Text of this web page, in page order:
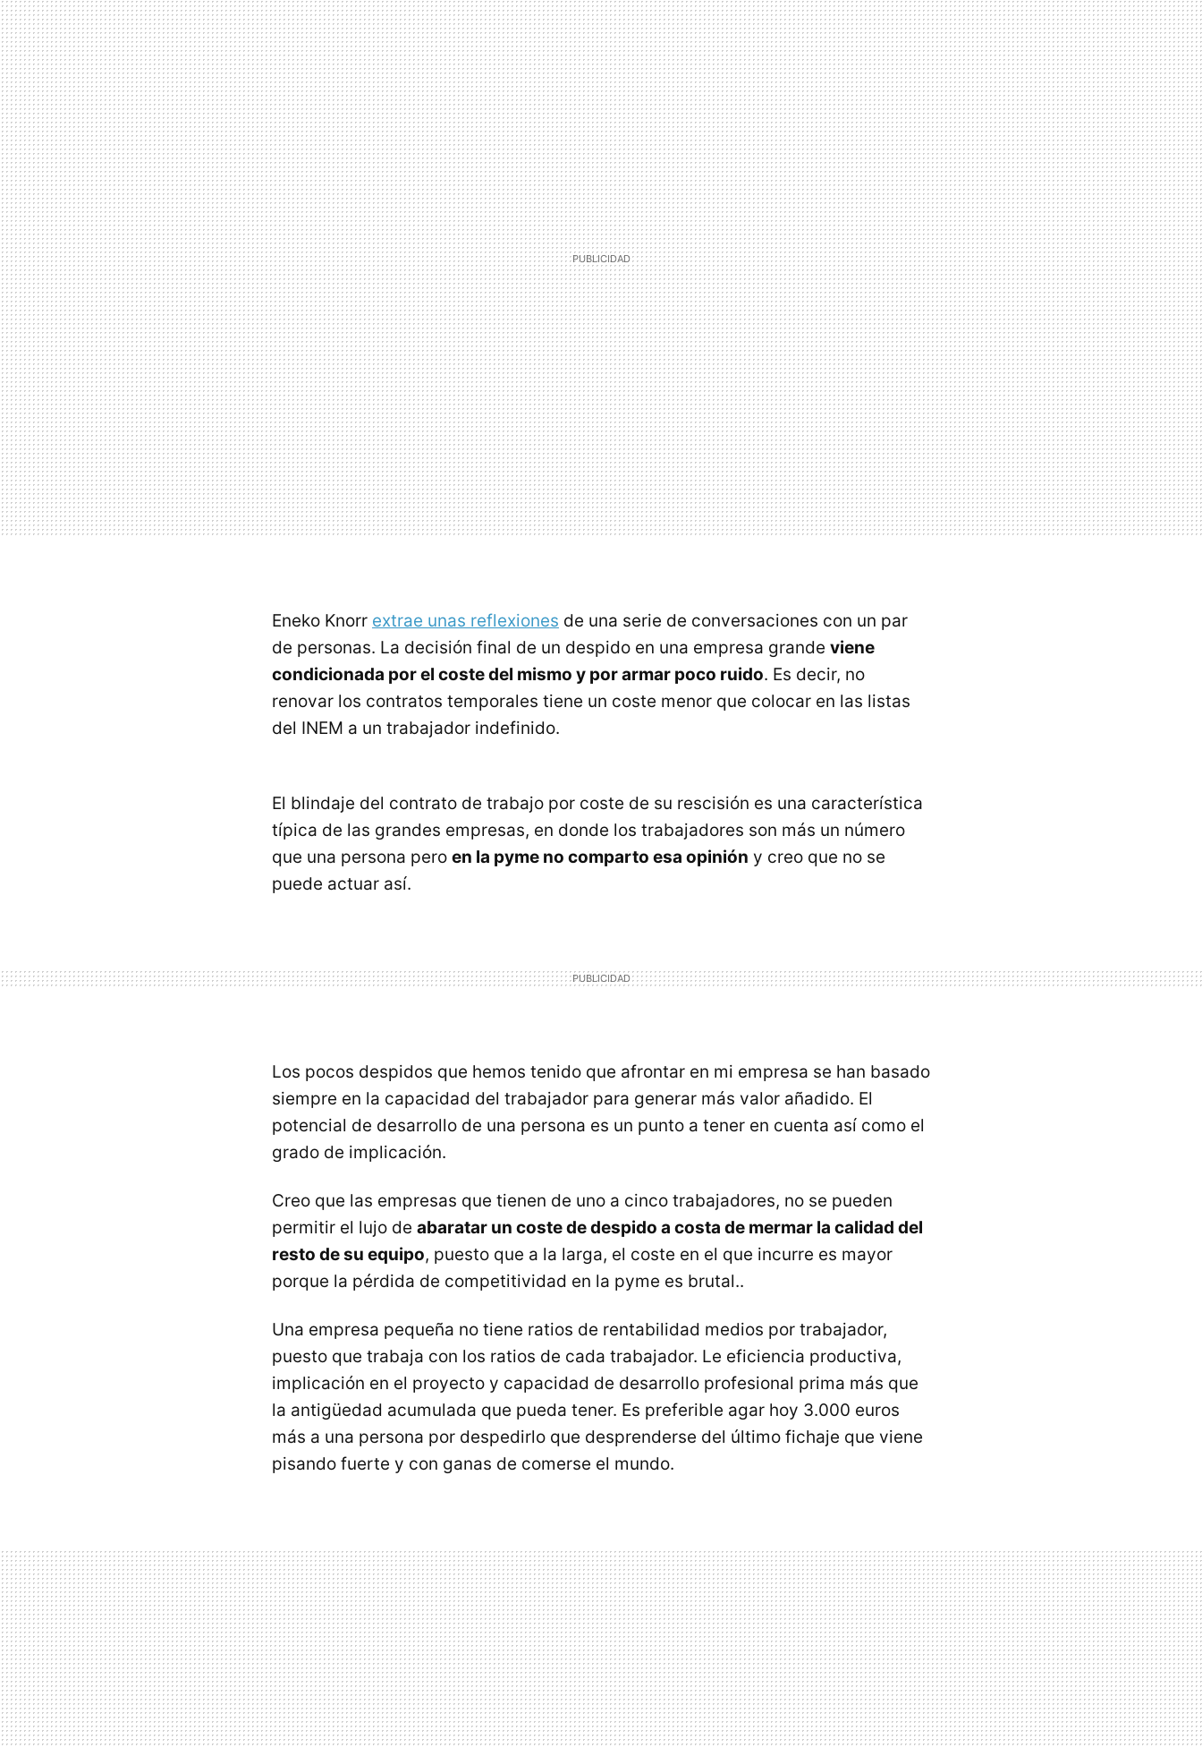
Eneko Knorr extrae unas reflexiones de una serie de conversaciones con un par
de personas. La decisión final de un despido en una empresa grande viene
condicionada por el coste del mismo y por armar poco ruido. Es decir, no
renovar los contratos temporales tiene un coste menor que colocar en las listas
del INEM a un trabajador indefinido.
El blindaje del contrato de trabajo por coste de su rescisión es una característica
típica de las grandes empresas, en donde los trabajadores son más un número
que una persona pero en la pyme no comparto esa opinión y creo que no se
puede actuar así.
Los pocos despidos que hemos tenido que afrontar en mi empresa se han basado
siempre en la capacidad del trabajador para generar más valor añadido. El
potencial de desarrollo de una persona es un punto a tener en cuenta así como el
grado de implicación.
Creo que las empresas que tienen de uno a cinco trabajadores, no se pueden
permitir el lujo de abaratar un coste de despido a costa de mermar la calidad del
resto de su equipo, puesto que a la larga, el coste en el que incurre es mayor
porque la pérdida de competitividad en la pyme es brutal..
Una empresa pequeña no tiene ratios de rentabilidad medios por trabajador,
puesto que trabaja con los ratios de cada trabajador. Le eficiencia productiva,
implicación en el proyecto y capacidad de desarrollo profesional prima más que
la antigüedad acumulada que pueda tener. Es preferible agar hoy 3.000 euros
más a una persona por despedirlo que desprenderse del último fichaje que viene
pisando fuerte y con ganas de comerse el mundo.